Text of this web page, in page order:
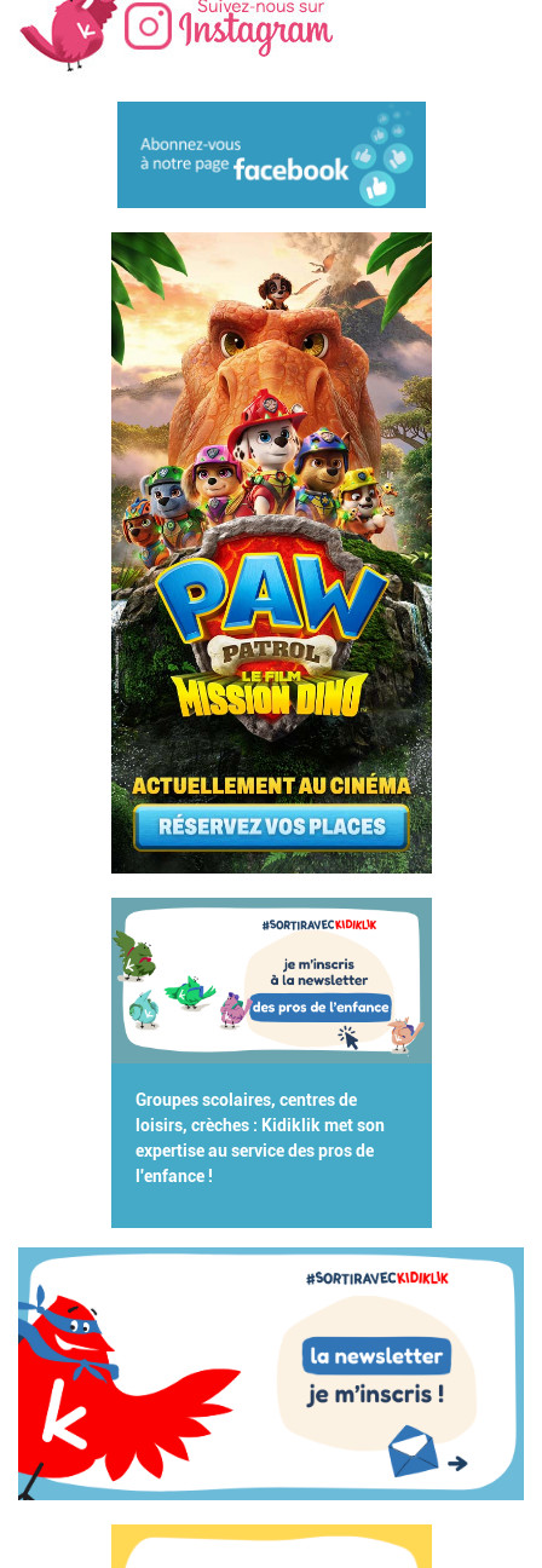
Groupes scolaires, centres de
loisirs, crèches : Kidiklik met son
expertise au service des pros de
l'enfance !